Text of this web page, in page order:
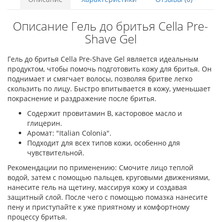
Описание Гель до бритья Cella Pre-
Shave Gel
Гель до бритья Cella Pre-Shave Gel является идеальным
продуктом, чтобы помочь подготовить кожу для бритья. Он
поднимает и смягчает волосы, позволяя бритве легко
скользить по лицу. Быстро впитывается в кожу, уменьшает
покраснение и раздражение после бритья.
Содержит провитамин B, касторовое масло и
глицерин.
Аромат: "Italian Colonia".
Подходит для всех типов кожи, особенно для
чувствительной.
Рекомендации по применению: Смочите лицо теплой
водой, затем с помощью пальцев, круговыми движениями,
нанесите гель на щетину, массируя кожу и создавая
защитный слой. После чего с помощью помазка нанесите
пену и приступайте к уже приятному и комфортному
процессу бритья.